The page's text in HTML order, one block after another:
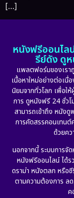
[…]
หนังฟรีออนไล
รีย์ดัง ดู
แพลตฟอร์มของเรา
เนื้อหาใหม่อย่างต่อเ
นิยมจากทั่วโลก เพื่อใ
การ ดูหนังฟรี 24 ชั่วโ
สามารถเข้าถึง หนัง
การคัดสรรคอนเทน
ด้วยค
นอกจากนี้ ระบบการจั
หนังฟรีออนไลน์ ได้ร
ดราม่า หนังตลก หรือ
ตามความต้องการ ลด
ค